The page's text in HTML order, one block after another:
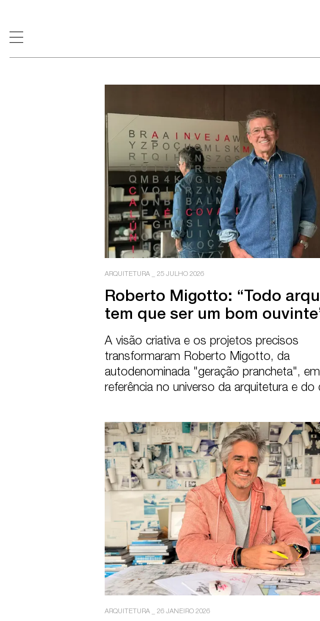
ARQUITETURA 25 JULHO 2026
Roberto Migotto: “Todo
tem que ser um bom
A visão criativa e os projetos precisos
transformaram Roberto Migotto, da
autodenominada "geração prancheta", em
referência no universo da arquitetura e do
ARQUITETURA 26 JANEIRO 2026